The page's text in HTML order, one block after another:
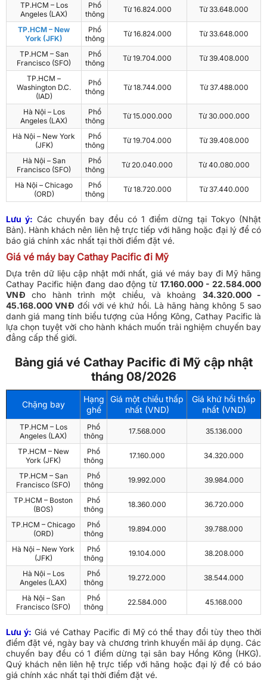
TP.HCM – Los
Angeles (LAX)
Phổ
thông
Từ 16.824.000 Từ 33.648.000
TP.HCM – New
York (JFK)
Phổ
thông
Từ 16.824.000 Từ 33.648.000
TP.HCM – San
Francisco (SFO)
Phổ
thông
Từ 19.704.000 Từ 39.408.000
TP.HCM –
Washington D.C.
(IAD)
Phổ
thông
Từ 18.744.000 Từ 37.488.000
Hà Nội – Los
Angeles (LAX)
Phổ
thông
Từ 15.000.000 Từ 30.000.000
Hà Nội – New York
(JFK)
Phổ
thông
Từ 19.704.000 Từ 39.408.000
Hà Nội – San
Francisco (SFO)
Phổ
thông
Từ 20.040.000 Từ 40.080.000
Hà Nội – Chicago
(ORD)
Phổ
thông
Từ 18.720.000 Từ 37.440.000
Lưu ý: Các chuyến bay đều có 1 điểm dừng tại Tokyo (Nhật
Bản). Hành khách nên liên hệ trực tiếp với hãng hoặc đại lý để có
báo giá chính xác nhất tại thời điểm đặt vé.
Giá vé máy bay Cathay Pacific đi Mỹ
Dựa trên dữ liệu cập nhật mới nhất, giá vé máy bay đi Mỹ hãng
Cathay Pacific hiện đang dao động từ17.160.000 - 22.584.000
VNĐ cho hành trình một chiều, và khoảng 34.320.000 -
45.168.000 VNĐ đối với vé khứ hồi. Là hãng hàng không 5 sao
danh giá mang tính biểu tượng của Hồng Kông, Cathay Pacific là
lựa chọn tuyệt vời cho hành khách muốn trải nghiệm chuyến bay
đẳng cấp thế giới.
Bảng giá vé Cathay Pacific đi Mỹ cập nhật
tháng 08/2026
Chặng bay
Hạng
ghế
Giá một chiều thấp
nhất (VND)
Giá khứ hồi thấp
nhất (VND)
TP.HCM – Los
Angeles (LAX)
Phổ
thông
17.568.000 35.136.000
TP.HCM – New
York (JFK)
Phổ
thông
17.160.000 34.320.000
TP.HCM – San
Francisco (SFO)
Phổ
thông
19.992.000 39.984.000
TP.HCM – Boston
(BOS)
Phổ
thông
18.360.000 36.720.000
TP.HCM – Chicago
(ORD)
Phổ
thông
19.894.000 39.788.000
Hà Nội – New York
(JFK)
Phổ
thông
19.104.000 38.208.000
Hà Nội – Los
Angeles (LAX)
Phổ
thông
19.272.000 38.544.000
Hà Nội – San
Francisco (SFO)
Phổ
thông
22.584.000 45.168.000
Lưu ý: Giá vé Cathay Pacific đi Mỹ có thể thay đổi tùy theo thời
điểm đặt vé, ngày bay và chương trình khuyến mãi áp dụng. Các
chuyến bay đều có 1 điểm dừng tại sân bay Hồng Kông (HKG).
Quý khách nên liên hệ trực tiếp với hãng hoặc đại lý để có báo
giá chính xác nhất tại thời điểm đặt vé.